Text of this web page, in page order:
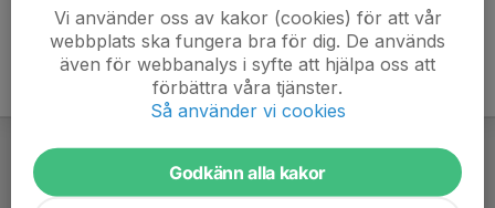
Vi använder oss av kakor (cookies) för att vår
webbplats ska fungera bra för dig. De används
även för webbanalys i syfte att hjälpa oss att
förbättra våra tjänster.
Så använder vi cookies
Godkänn alla kakor